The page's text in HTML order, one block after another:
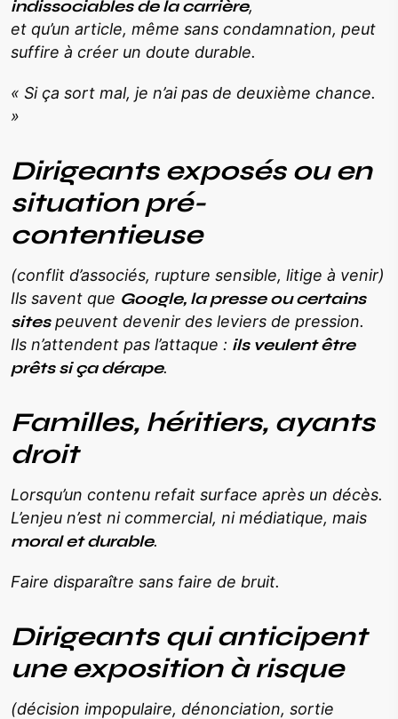
indissociables de la carrière,
et qu’un article, même sans condamnation, peut
suffire à créer un doute durable.
« Si ça sort mal, je n’ai pas de deuxième chance.
»
Dirigeants exposés ou en
situation pré-
contentieuse
(conflit d’associés, rupture sensible, litige à venir)
Ils savent que Google, la presse ou certains
sitespeuvent devenir des leviers de pression.
Ils n’attendent pas l’attaque : ils veulent être
prêts si ça dérape.
Familles, héritiers, ayants
droit
Lorsqu’un contenu refait surface après un décès.
L’enjeu n’est ni commercial, ni médiatique, mais
moral et durable.
Faire disparaître sans faire de bruit.
Dirigeants qui anticipent
une exposition à risque
(décision impopulaire, dénonciation, sortie